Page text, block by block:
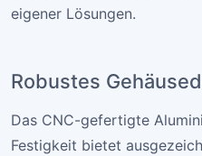
eigener Lösungen.
Robustes
Das CNC-gefertigte
Festigkeit bietet